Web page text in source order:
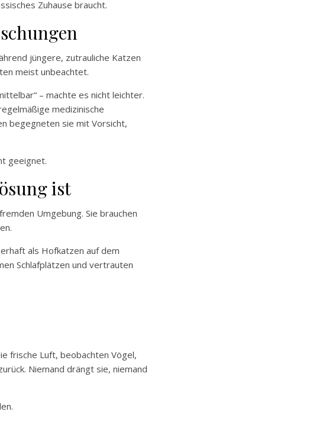
Zuhause braucht.
jüngere, zutrauliche Katzen
meist unbeachtet.
– machte es nicht leichter.
medizinische
begegneten sie mit Vorsicht,
geeignet.
ist
Umgebung. Sie brauchen
als Hofkatzen auf dem
Schlafplätzen und vertrauten
frische Luft, beobachten Vögel,
Niemand drängt sie, niemand